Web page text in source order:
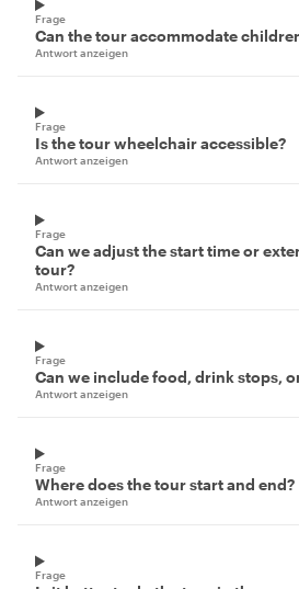
Frage
Can the tour accommodate
Antwort anzeigen
Frage
Is the tour wheelchair accessible?
Antwort anzeigen
Frage
Can we adjust the start time or
tour?
Antwort anzeigen
Frage
Can we include food, drink stops,
Antwort anzeigen
Frage
Where does the tour start and end?
Antwort anzeigen
Frage